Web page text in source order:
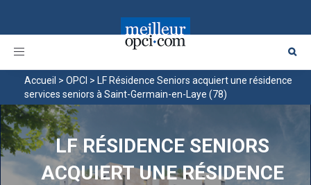
Toggle
Accueil > OPCI > LF Résidence Seniors acquiert une résidence
services seniors à Saint-Germain-en-Laye (78)
LF RÉSIDENCE SENIORS
ACQUIERT UNE RÉSIDENCE